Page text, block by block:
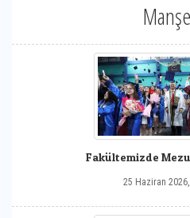
Fakültemizde
25 Haziran